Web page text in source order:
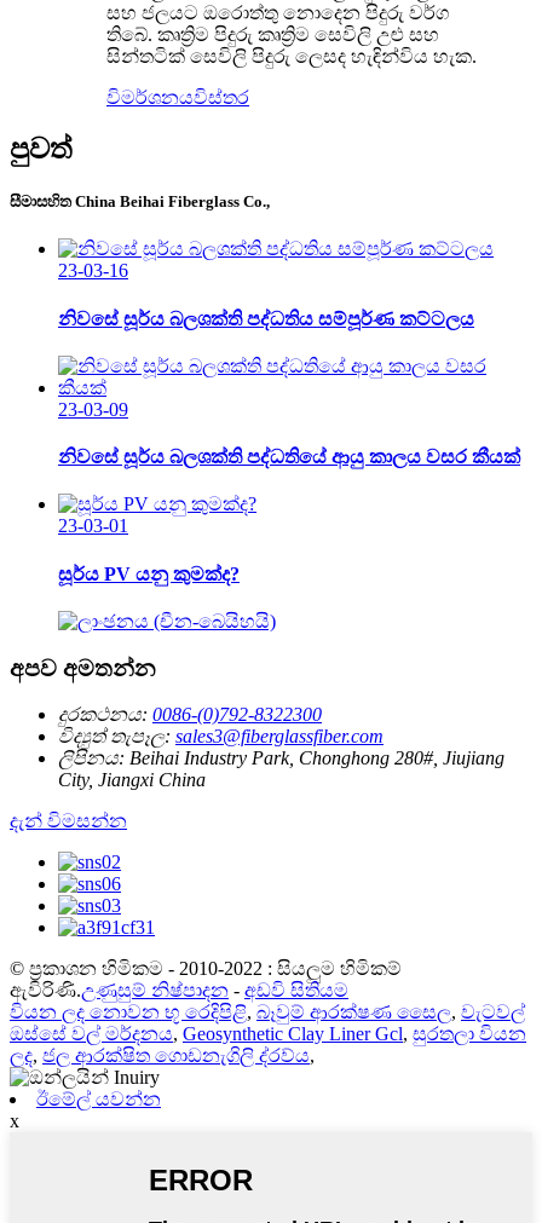
සහ ජලයට ඔරොත්තු නොදෙන පිදුරු වර්ග
තිබේ. කෘත්‍රිම පිදුරු කෘත්‍රිම සෙවිලි උළු සහ
සින්තටික් සෙවිලි පිදුරු ලෙසද හැඳින්විය හැක.
විමර්ශනයවිස්තර
පුවත්
සීමාසහිත China Beihai Fiberglass Co.,
23-03-16
නිවසේ සූර්ය බලශක්ති පද්ධතිය සම්පූර්ණ කට්ටලය
23-03-09
නිවසේ සූර්ය බලශක්ති පද්ධතියේ ආයු කාලය වසර කීයක්
23-03-01
සූර්ය PV යනු කුමක්ද?
අපව අමතන්න
දුරකථනය: 0086-(0)792-8322300
විද්‍යුත් තැපෑල: sales3@fiberglassfiber.com
ලිපිනය: Beihai Industry Park, Chonghong 280#, Jiujiang
City, Jiangxi China
දැන් විමසන්න
© ප්‍රකාශන හිමිකම - 2010-2022 : සියලුම හිමිකම්
ඇවිරිණි.උණුසුම් නිෂ්පාදන - අඩවි සිතියම
වියන ලද නොවන භූ රෙදිපිළි, බෑවුම් ආරක්ෂණ සෛල, වැටවල්
ඔස්සේ වල් මර්දනය, Geosynthetic Clay Liner Gcl, සුරතලා වියන
ලද, ජල ආරක්ෂිත ගොඩනැගිලි ද්රව්ය,
ඊමේල් යවන්න
x